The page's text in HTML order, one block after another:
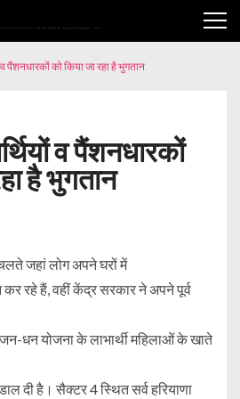
पैंशनधारकों को किया जा रहा है भुगतान
व पैंशनधारकों
है भुगतान
जहां लोग अपने घरों में
रहे हैं, वहीं केंद्र सरकार ने अपने पूर्व
धन योजना के लाभार्थी महिलाओं के खाते
दी है। सैक्टर 4 स्थित सर्व हरियाणा